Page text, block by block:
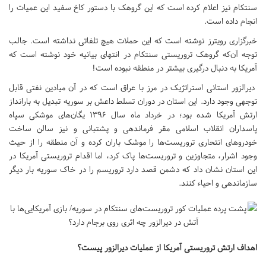
سنتکام نیز اعلام کرده است که این گروهک با دستور کاخ سفید این عمیات را
انجام داده است.
خبرگزاری رویترز نوشته است که این حملات هیچ تلفاتی نداشته است. جالب
توجه آن‌که گروهک تروریستی سنتکام در انتهای بیانیه خود نوشته است که
آمریکا به دنبال درگیری بیشتر در منطقه نبوده است!
دیرالزور استانی استراتژیک در مرز با عراق است که در آن میادین نفتی قابل
توجهی وجود دارد. این استان در دوران تسلط داعش بر سوریه تبدیل به بارانداز
ارتش آمریکا شده بود؛ در خرداد ماه سال ۱۳۹۶ یگان‌های موشکی سپاه
پاسداران انقلاب اسلامی مقر فرماندهی و پشتبانی و نیز سالن ساخت
خودروهای انتحاری تروریست‌ها را موشک باران کرده و آن منطقه را از حیث
وجود اشرار، متجاوزین و تروریست‌ها پاک کرد، اما اقدام تروریستی آمریکا در
این استان نشان داد که دشمن قصد دارد تروریسم را در خاک سوریه بار دیگر
سازماندهی و احیاء کنند.
اهداف ارتش تروریستی آمریکا از عملیات دیرالزور پیست؟